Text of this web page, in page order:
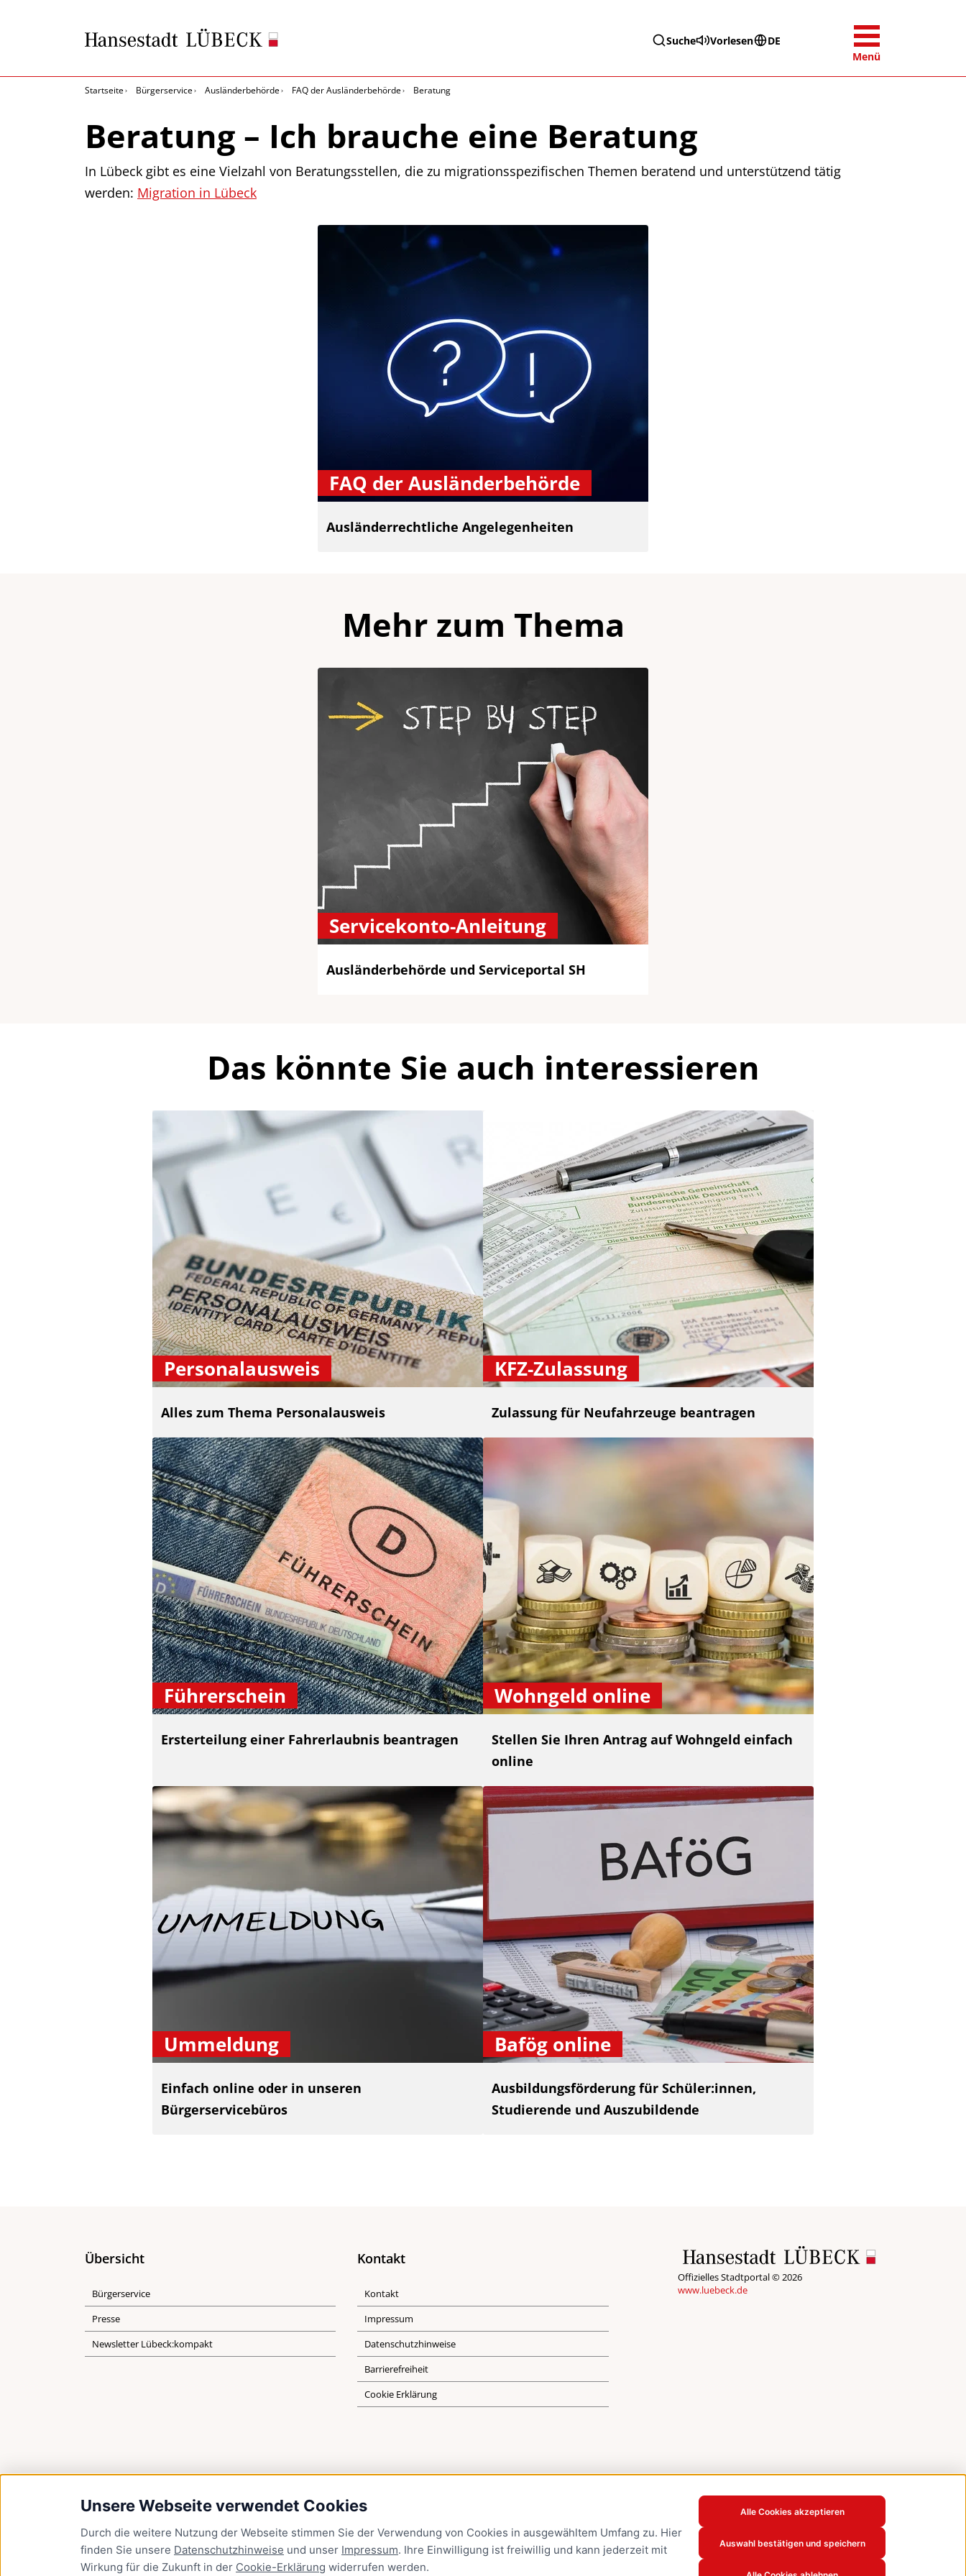
Unsere Webseite verwendet Cookies
Durch die weitere Nutzung der Webseite stimmen Sie der Verwendung von Cookies in ausgewähltem Umfang zu. Hier
finden Sie unsere Datenschutzhinweise und unser Impressum. Ihre Einwilligung ist freiwillig und kann jederzeit mit
Wirkung für die Zukunft in der Cookie-Erklärung widerrufen werden.
Alle Cookies akzeptieren
Auswahl bestätigen und speichern
Suche Vorlesen
DE
Menü
Startseite Bürgerservice Ausländerbehörde FAQ der Ausländerbehörde Beratung
Beratung – Ich brauche eine Beratung
In Lübeck gibt es eine Vielzahl von Beratungsstellen, die zu migrationsspezifischen Themen beratend und unterstützend tätig
werden: Migration in Lübeck
FAQ der Ausländerbehörde
Ausländerrechtliche Angelegenheiten
Mehr zum Thema
Servicekonto-Anleitung
Ausländerbehörde und Serviceportal SH
Das könnte Sie auch interessieren
Personalausweis
Alles zum Thema Personalausweis
KFZ-Zulassung
Zulassung für Neufahrzeuge beantragen
Führerschein
Ersterteilung einer Fahrerlaubnis beantragen
Wohngeld online
Stellen Sie Ihren Antrag auf Wohngeld einfach
online
Ummeldung
Einfach online oder in unseren
Bürgerservicebüros
Bafög online
Ausbildungsförderung für Schüler:innen,
Studierende und Auszubildende
Übersicht
Bürgerservice
Presse
Newsletter Lübeck:kompakt
Kontakt
Kontakt
Impressum
Datenschutzhinweise
Barrierefreiheit
Cookie Erklärung
Offizielles Stadtportal © 2026
www.luebeck.de